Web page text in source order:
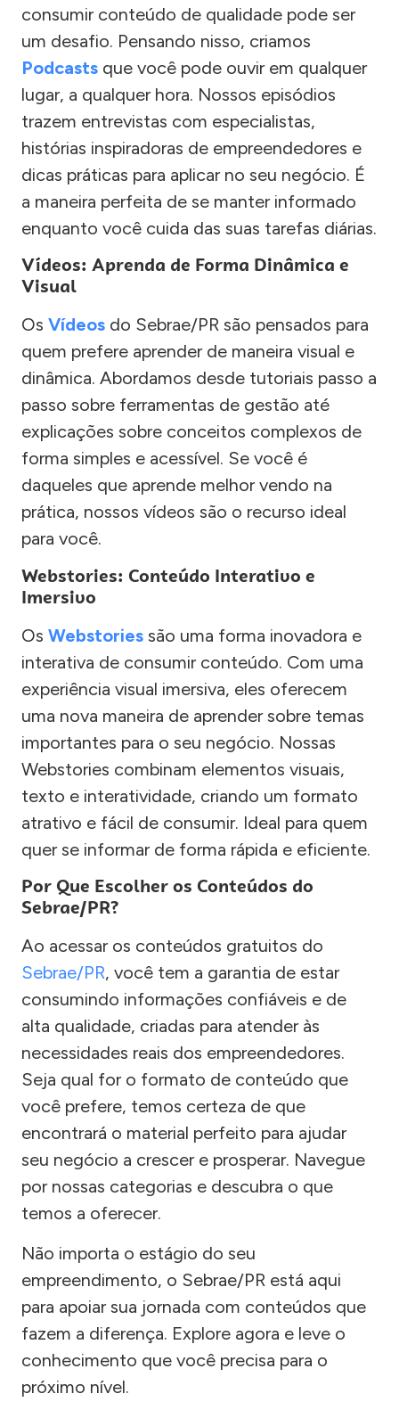
consumir conteúdo de qualidade pode ser
um desafio. Pensando nisso, criamos
Podcasts que você pode ouvir em qualquer
lugar, a qualquer hora. Nossos episódios
trazem entrevistas com especialistas,
histórias inspiradoras de empreendedores e
dicas práticas para aplicar no seu negócio. É
a maneira perfeita de se manter informado
enquanto você cuida das suas tarefas diárias.
Vídeos: Aprenda de Forma Dinâmica e
Visual
Os Vídeos do Sebrae/PR são pensados para
quem prefere aprender de maneira visual e
dinâmica. Abordamos desde tutoriais passo a
passo sobre ferramentas de gestão até
explicações sobre conceitos complexos de
forma simples e acessível. Se você é
daqueles que aprende melhor vendo na
prática, nossos vídeos são o recurso ideal
para você.
Webstories: Conteúdo Interativo e
Imersivo
Os Webstories são uma forma inovadora e
interativa de consumir conteúdo. Com uma
experiência visual imersiva, eles oferecem
uma nova maneira de aprender sobre temas
importantes para o seu negócio. Nossas
Webstories combinam elementos visuais,
texto e interatividade, criando um formato
atrativo e fácil de consumir. Ideal para quem
quer se informar de forma rápida e eficiente.
Por Que Escolher os Conteúdos do
Sebrae/PR?
Ao acessar os conteúdos gratuitos do
Sebrae/PR, você tem a garantia de estar
consumindo informações confiáveis e de
alta qualidade, criadas para atender às
necessidades reais dos empreendedores.
Seja qual for o formato de conteúdo que
você prefere, temos certeza de que
encontrará o material perfeito para ajudar
seu negócio a crescer e prosperar. Navegue
por nossas categorias e descubra o que
temos a oferecer.
Não importa o estágio do seu
empreendimento, o Sebrae/PR está aqui
para apoiar sua jornada com conteúdos que
fazem a diferença. Explore agora e leve o
conhecimento que você precisa para o
próximo nível.